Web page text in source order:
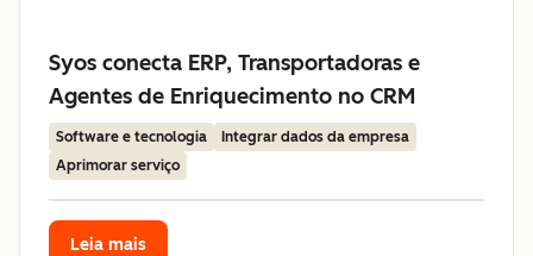
Syos conecta ERP, Transportadoras e
Agentes de Enriquecimento no CRM
Software e tecnologia
Integrar dados da empresa
Aprimorar serviço
Leia mais